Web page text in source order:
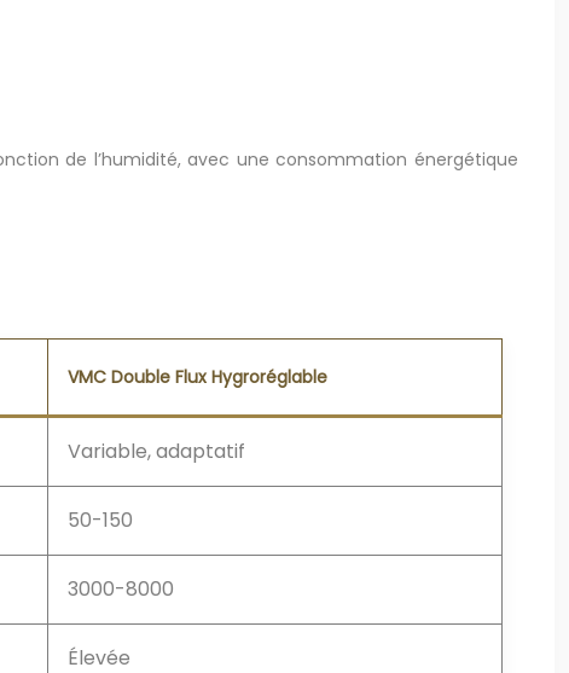
de l’humidité, avec une consommation énergétique
VMC Double Flux Hygroréglable
Variable, adaptatif
50-150
3000-8000
Élevée